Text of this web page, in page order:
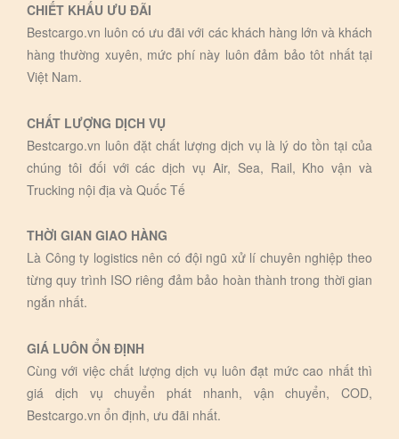
CHIẾT KHẤU ƯU ĐÃI
Bestcargo.vn luôn có ưu đãi với các khách hàng lớn và khách
hàng thường xuyên, mức phí này luôn đảm bảo tôt nhất tại
Việt Nam.
CHẤT LƯỢNG DỊCH VỤ
Bestcargo.vn luôn đặt chất lượng dịch vụ là lý do tồn tại của
chúng tôi đối với các dịch vụ Air, Sea, Rail, Kho vận và
Trucking nội địa và Quốc Tế
THỜI GIAN GIAO HÀNG
Là Công ty logistics nên có đội ngũ xử lí chuyên nghiệp theo
từng quy trình ISO riêng đảm bảo hoàn thành trong thời gian
ngắn nhất.
GIÁ LUÔN ỔN ĐỊNH
Cùng với việc chất lượng dịch vụ luôn đạt mức cao nhất thì
giá dịch vụ chuyển phát nhanh, vận chuyển, COD,
Bestcargo.vn ổn định, ưu đãi nhất.